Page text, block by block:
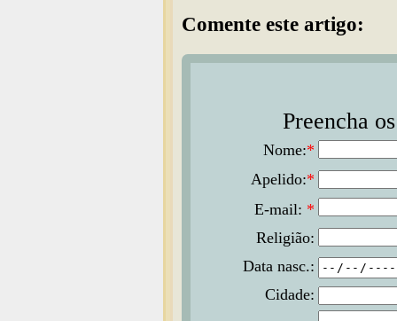
Comente este artigo:
Preencha
Nome:*
Apelido:*
E-mail: *
Religião:
Data nasc.:
Cidade: